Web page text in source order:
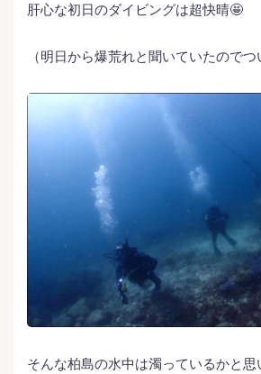
肝心な初日のダイビングは超快晴🤩
（明日から爆荒れと聞いていたのでつ
そんな柏島の水中は濁っているかと思